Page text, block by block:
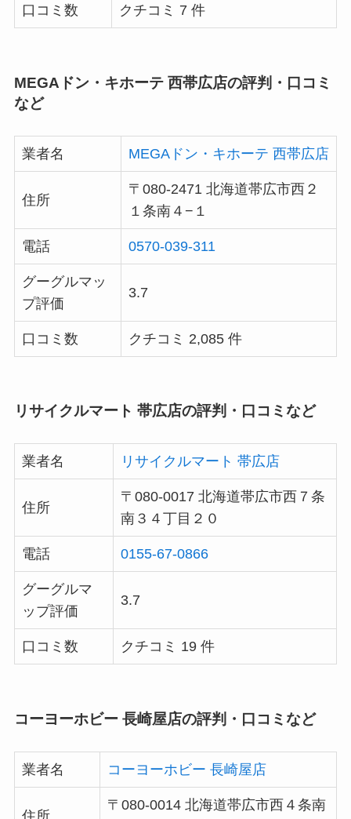
口コミ数 クチコミ 7 件
MEGAドン・キホーテ 西帯広店の評判・口コミ
など
業者名 MEGAドン・キホーテ 西帯広店
住所
〒080-2471 北海道帯広市西２
１条南４−１
電話 0570-039-311
グーグルマッ
プ評価
3.7
口コミ数 クチコミ 2,085 件
リサイクルマート 帯広店の評判・口コミなど
業者名 リサイクルマート 帯広店
住所
〒080-0017 北海道帯広市西７条
南３４丁目２０
電話 0155-67-0866
グーグルマ
ップ評価
3.7
口コミ数 クチコミ 19 件
コーヨーホビー 長崎屋店の評判・口コミなど
業者名 コーヨーホビー 長崎屋店
〒080-0014 北海道帯広市西４条南